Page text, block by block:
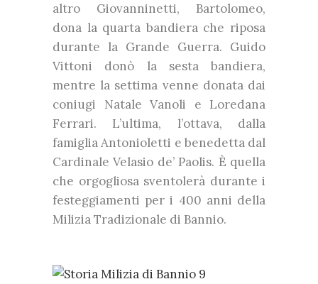
altro Giovanninetti, Bartolomeo,
dona la quarta bandiera che riposa
durante la Grande Guerra. Guido
Vittoni donò la sesta bandiera,
mentre la settima venne donata dai
coniugi Natale Vanoli e Loredana
Ferrari. L’ultima, l’ottava, dalla
famiglia Antonioletti e benedetta dal
Cardinale Velasio de’ Paolis. È quella
che orgogliosa sventolerà durante i
festeggiamenti per i 400 anni della
Milizia Tradizionale di Bannio.